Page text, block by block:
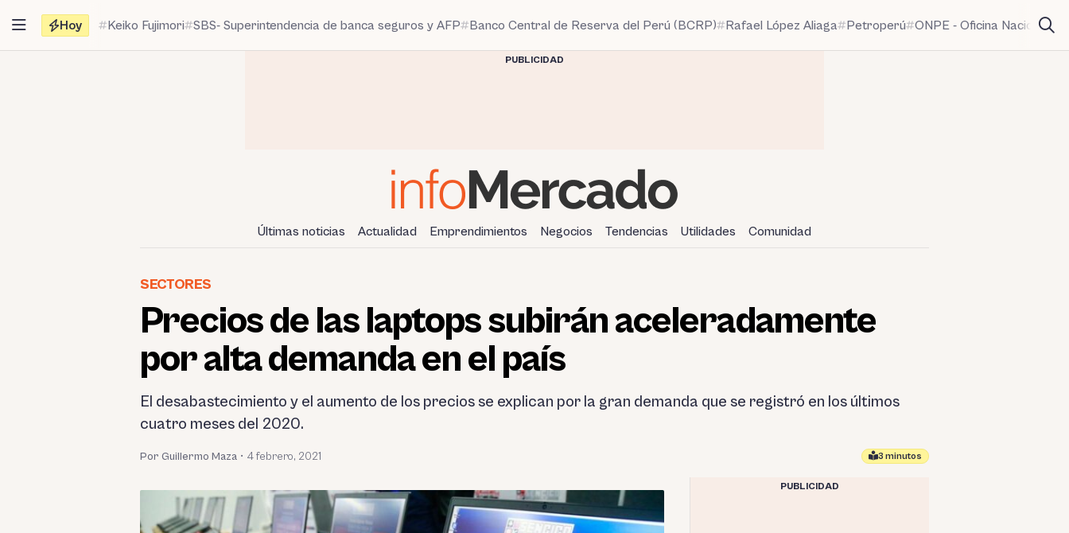
contenido
Hoy Keiko Fujimori SBS- Superintendencia de banca seguros y AFP Banco Central de Reserva del Perú (BCRP) Rafael López Aliaga Petroperú ONPE - Oficina Nacional
PUBLICIDAD
Últimas noticias Actualidad Emprendimientos Negocios Tendencias Utilidades Comunidad
SECTORES
Precios de las laptops subirán aceleradamente
por alta demanda en el país
El desabastecimiento y el aumento de los precios se explican por la gran demanda que se registró en los últimos
cuatro meses del 2020.
Por Guillermo Maza • 4 febrero, 2021 3 minutos
PUBLICIDAD